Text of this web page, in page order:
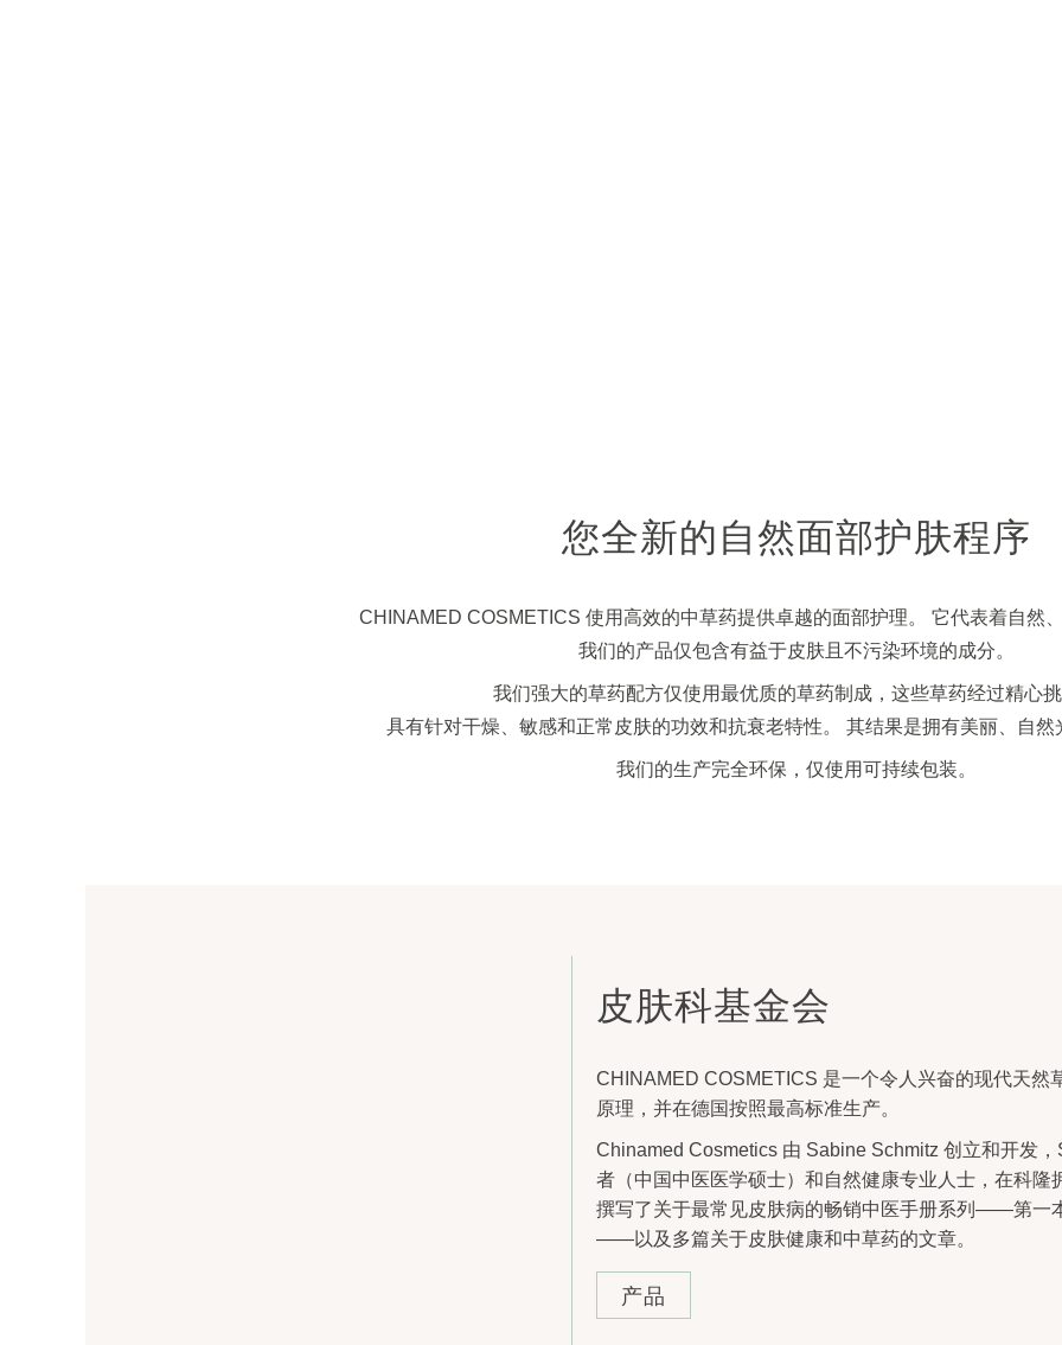
您全新的自然面部护肤程序​
CHINAMED COSMETICS 使用高效的中草药提供卓越的面部护理。 它代表着自然
我们的产品仅包含有益于皮肤且不污染环境的成分。
我们强大的草药配方仅使用最优质的草药制成，这些草药经过精心挑
具有针对干燥、敏感和正常皮肤的功效和抗衰老特性。 其结果是拥有美丽、自然
我们的生产完全环保，仅使用可持续包装。
皮肤科基金会
CHINAMED COSMETICS 是一个令人兴奋的现代天然
原理，并在德国按照最高标准生产。
Chinamed Cosmetics 由 Sabine Schmitz 创立和开发
者（中国中医医学硕士）和自然健康专业人士，在科
撰写了关于最常见皮肤病的畅销中医手册系列——第一
——以及多篇关于皮肤健康和中草药的文章。
产品